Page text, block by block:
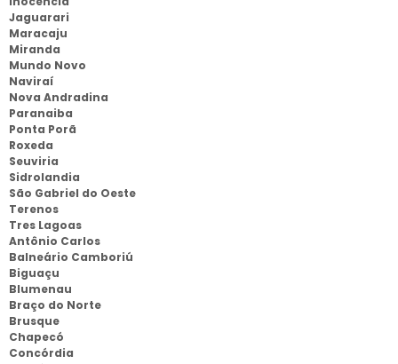
Jaguarari
Maracaju
Miranda
Mundo Novo
Naviraí
Nova Andradina
Paranaiba
Ponta Porã
Roxeda
Seuviria
Sidrolandia
São Gabriel do Oeste
Terenos
Tres Lagoas
Antônio Carlos
Balneário Camboriú
Biguaçu
Blumenau
Braço do Norte
Brusque
Chapecó
Concórdia